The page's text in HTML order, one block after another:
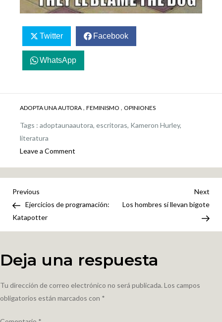
Twitter Facebook
WhatsApp
ADOPTA UNA AUTORA , FEMINISMO , OPINIONES
Tags : adoptaunaautora, escritoras, Kameron Hurley,
literatura
Leave a Comment
oído
de
Navegación
de
Previous
Post
Previous
Ejercicios de programación:
Katapotter
Next
Los hombres sí llevan bigote
Deja una respuesta
Tu dirección de correo electrónico no será publicada. Los campos
obligatorios están marcados con *